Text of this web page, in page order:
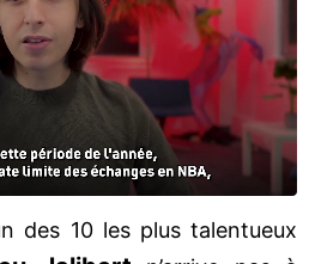
des 10 les plus talentueux